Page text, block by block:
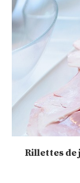
Rillettes